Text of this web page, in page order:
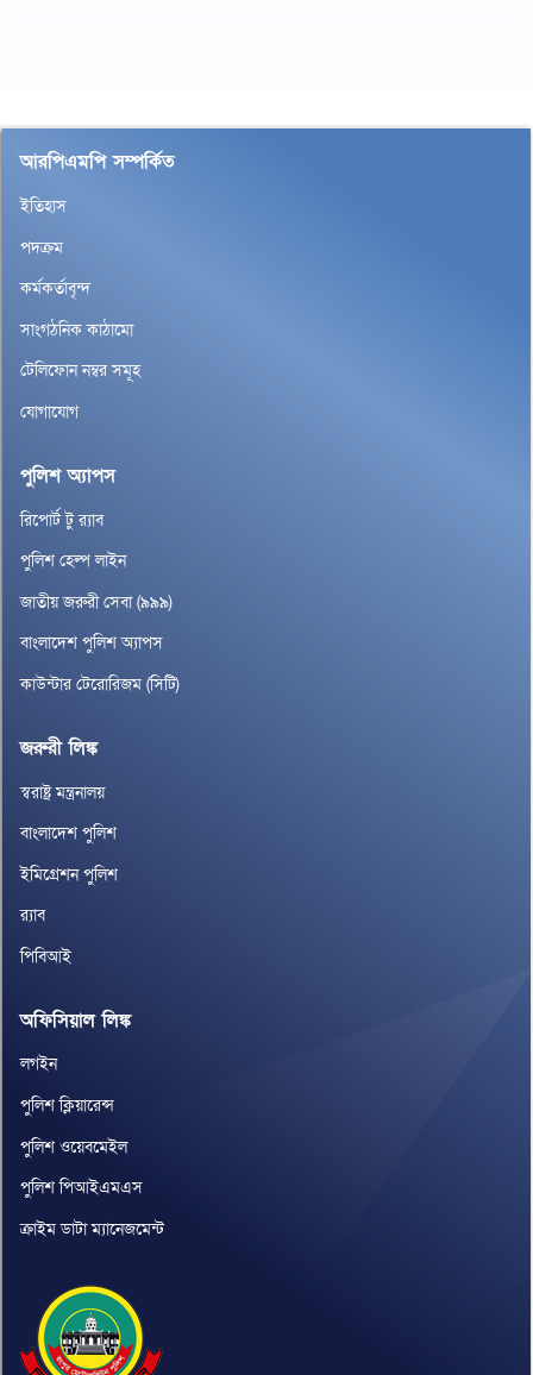
আরপিএমপি সম্পর্কিত
ইতিহাস
পদক্রম
কর্মকর্তাবৃন্দ
সাংগঠনিক কাঠামো
টেলিফোন নম্বর সমূহ
যোগাযোগ
পুলিশ অ্যাপস
রিপোর্ট টু র‌্যাব
পুলিশ হেল্প লাইন
জাতীয় জরুরী সেবা (৯৯৯)
বাংলাদেশ পুলিশ অ্যাপস
কাউন্টার টেরোরিজম (সিটি)
জরুরী লিঙ্ক
স্বরাষ্ট্র মন্ত্রনালয়
বাংলাদেশ পুলিশ
ইমিগ্রেশন পুলিশ
র‌্যাব
পিবিআই
অফিসিয়াল লিঙ্ক
লগইন
পুলিশ ক্লিয়ারেন্স
পুলিশ ওয়েবমেইল
পুলিশ পিআইএমএস
ক্রাইম ডাটা ম্যানেজমেন্ট